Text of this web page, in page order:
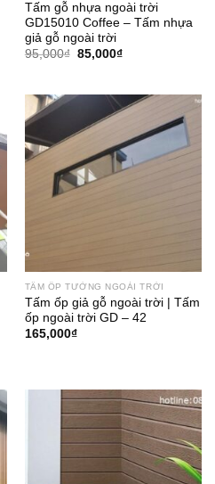
Tấm gỗ nhựa ngoài trời
GD15010 Coffee – Tấm nhựa
giả gỗ ngoài trời
95,000₫ Giá
85,000₫Giá
85,000₫.
TẤM ỐP TƯỜNG NGOÀI TRỜI
Tấm ốp giả gỗ ngoài trời | Tấm
ốp ngoài trời GD – 42
165,000₫